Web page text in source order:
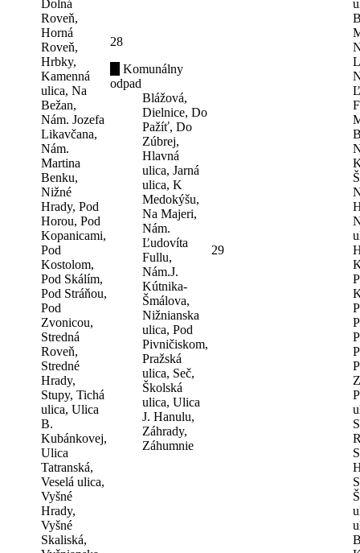
Dolná
Roveň,
Horná
Roveň,
Hrbky,
Kamenná
ulica, Na
Bežan,
Nám. Jozefa
Likavčana,
Nám.
Martina
Benku,
Nižné
Hrady, Pod
Horou, Pod
Kopanicami,
Pod
Kostolom,
Pod Skálím,
Pod Stráňou,
Pod
Zvonicou,
Stredná
Roveň,
Stredné
Hrady,
Stupy, Tichá
ulica, Ulica
B.
Kubánkovej,
Ulica
Tatranská,
Veselá ulica,
Vyšné
Hrady,
Vyšné
Skaliská,
28
Komunálny
odpad
Blážová,
Dielnice, Do
Pažíť, Do
Zúbrej,
Hlavná
ulica, Jarná
ulica, K
Medokýšu,
Na Majeri,
Nám.
Ľudovíta
Fullu,
Nám.J.
Kútnika-
Šmálova,
Nižnianska
ulica, Pod
Pivničiskom,
Pražská
ulica, Seč,
Školská
ulica, Ulica
J. Hanulu,
Záhrady,
Záhumnie
29